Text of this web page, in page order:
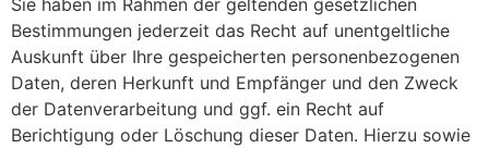
Bestimmungen jederzeit das Recht auf unentgeltliche
Auskunft über Ihre gespeicherten personenbezogenen
Daten, deren Herkunft und Empfänger und den Zweck
der Datenverarbeitung und ggf. ein Recht auf
Berichtigung oder Löschung dieser Daten. Hierzu sowie